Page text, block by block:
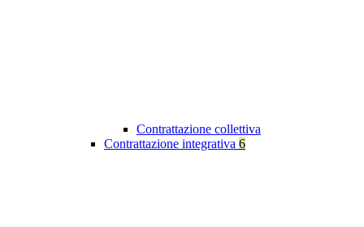
Contrattazione collettiva
Contrattazione integrativa 6